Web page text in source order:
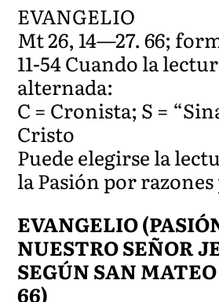
EVANGELIO
Mt 26, 14—27. 66;
11-54 Cuando la
alternada:
C = Cronista; S =
Cristo
Puede elegirse la
la Pasión por
EVANGELIO
NUESTRO SEÑOR
SEGÚN SAN
66)